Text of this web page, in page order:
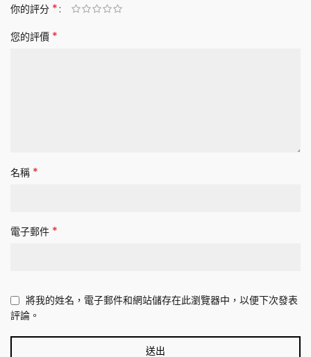
你的評分 *
您的評價 *
名稱 *
電子郵件 *
將我的姓名，電子郵件和網站儲存在此瀏覽器中，以便下次發表
評論。